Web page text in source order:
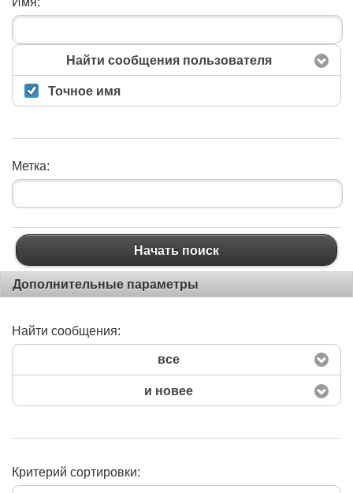
Найти сообщения пользователя
Точное имя
Метка:
Начать поиск
Дополнительные параметры
Найти сообщения:
все
и новее
Критерий сортировки: